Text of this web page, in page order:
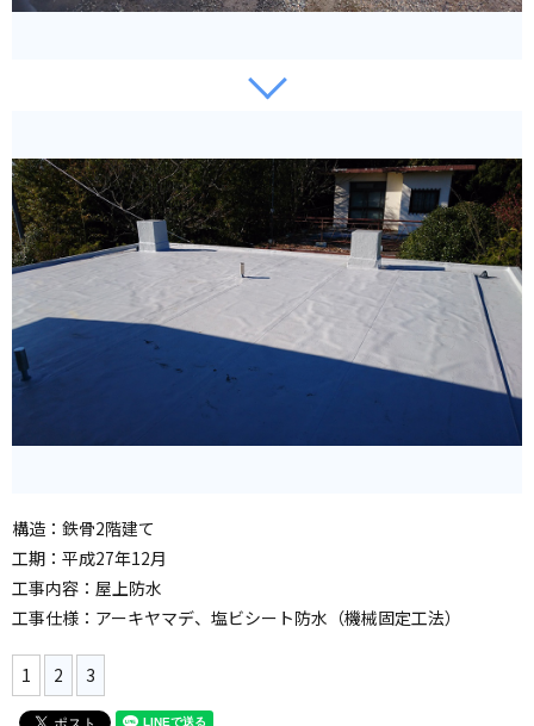
構造：鉄骨2階建て
工期：平成27年12月
工事内容：屋上防水
工事仕様：アーキヤマデ、塩ビシート防水（機械固定工法）
1 2 3